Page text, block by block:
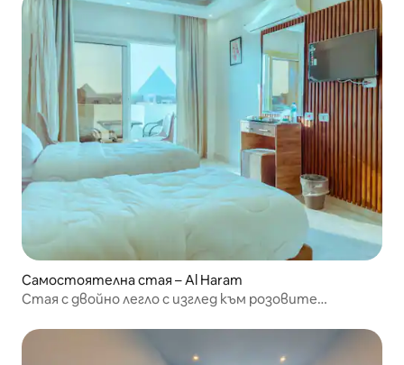
Самостоятелна стая – Al Haram
Стая с двойно легло с изглед към розовите